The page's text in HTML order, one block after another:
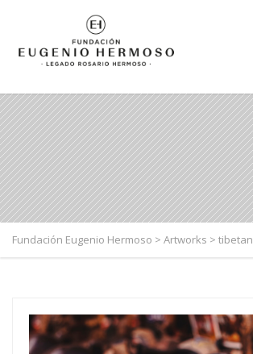
Fundación Eugenio Hermoso > Artworks > tibetan